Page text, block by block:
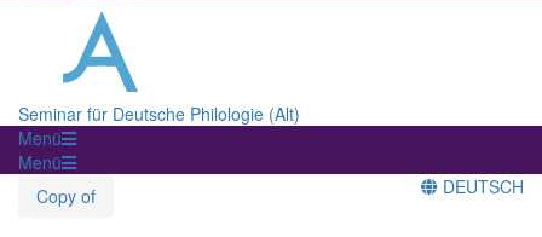
Seminar für Deutsche Philologie (Alt)
Menü
Menü
Copy of
DEUTSCH